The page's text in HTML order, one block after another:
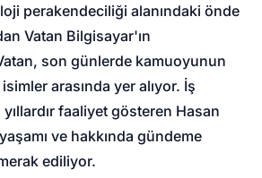
perakendeciliği alanındaki önde
Vatan Bilgisayar'ın
, son günlerde kamuoyunun
isimler arasında yer alıyor. İş
faaliyet gösteren Hasan
ve hakkında gündeme
ediliyor.